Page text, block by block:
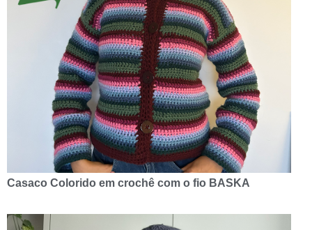
Casaco Colorido em crochê com o fio BASKA